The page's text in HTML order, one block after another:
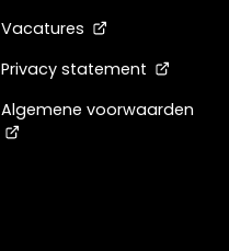
Vacatures
Privacy statement
Algemene voorwaarden